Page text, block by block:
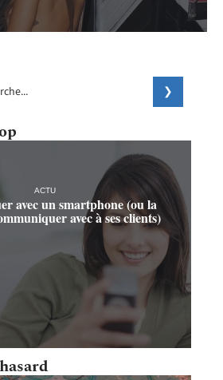
ACTU
avec un smartphone (ou la
avec à ses clients)